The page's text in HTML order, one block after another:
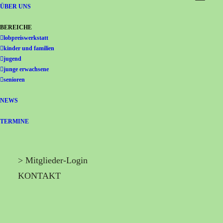
Gemeinschaft Immanuel
ÜBER UNS
BEREICHE
lobpreiswerkstatt
kinder und familien
jugend
junge erwachsene
senioren
NEWS
TERMINE
> Mitglieder-Login
KONTAKT